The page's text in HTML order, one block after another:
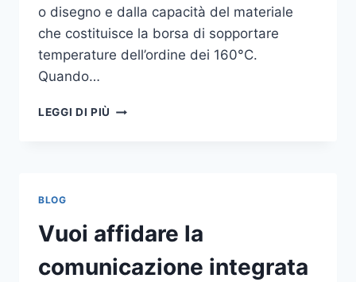
o disegno e dalla capacità del materiale
che costituisce la borsa di sopportare
temperature dell’ordine dei 160°C.
Quando…
LEGGI DI PIÙ COME
BLOG
Vuoi affidare la
comunicazione integrata